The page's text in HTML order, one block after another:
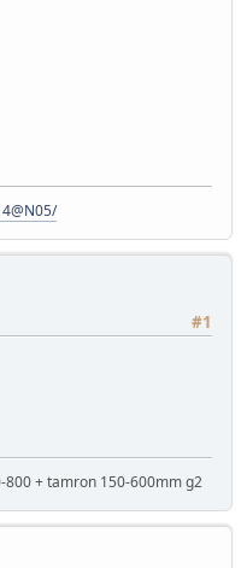
#1
800 + tamron 150-600mm g2